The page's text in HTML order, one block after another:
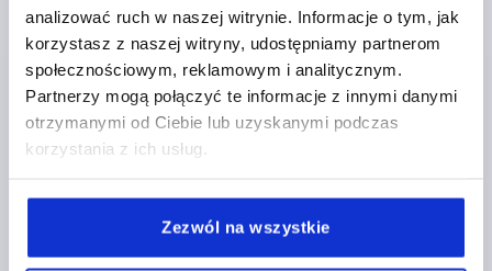
analizować ruch w naszej witrynie. Informacje o tym, jak
korzystasz z naszej witryny, udostępniamy partnerom
społecznościowym, reklamowym i analitycznym.
Partnerzy mogą połączyć te informacje z innymi danymi
otrzymanymi od Ciebie lub uzyskanymi podczas
korzystania z ich usług.
Zezwól na wszystkie
POKRETLO TROJKATNE ERGONOMICZNY D=M08
D1=53,8 H=41, FORMA:K TWORZYWO SZTUCZNE,
CIEMNOSZARY RAL7021, 2 KOMPOZYTOWY,
KOMP:STAL NIERDZEWNA
FORMA=K
MATERIAŁ KOMPONENTÓW=STAL NIERDZEWNA
GWINT=M8
ŚREDNICA ZEWNĘTRZNA=53,8
K0980.05008